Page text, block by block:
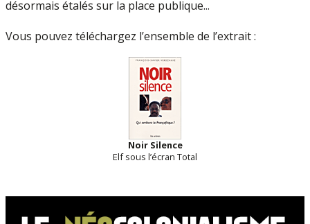
désormais étalés sur la place publique...
Vous pouvez téléchargez l’ensemble de l’extrait :
Noir Silence
Elf sous l’écran Total